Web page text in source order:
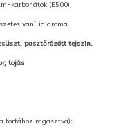
karbonátok (E500),
vanília aroma
pasztőrözött tejszín,
tojás
tortához ragasztva):